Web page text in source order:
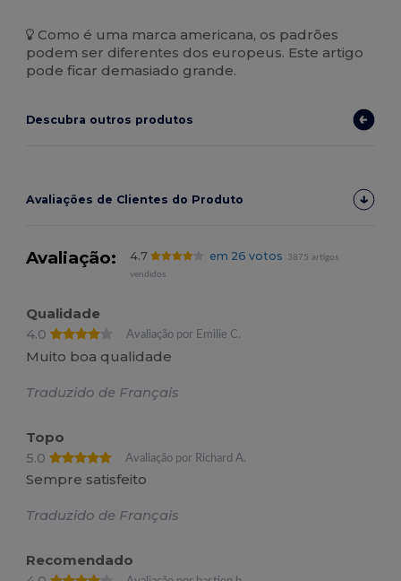
Como é uma marca americana, os padrões
podem ser diferentes dos europeus. Este artigo
pode ficar demasiado grande.
Descubra outros produtos
Avaliações de Clientes do Produto
Avaliação: 4.7 em 26 votos
3875 artigos
vendidos
Qualidade
4.0
Avaliação por Emilie C.
Muito boa qualidade
Traduzido de Français
Topo
5.0
Avaliação por Richard A.
Sempre satisfeito
Traduzido de Français
Recomendado